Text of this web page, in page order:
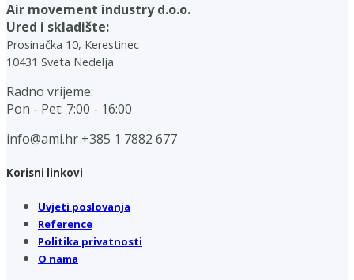
Air movement industry d.o.o.
Ured i skladište:
Prosinačka 10, Kerestinec
10431 Sveta Nedelja
Radno vrijeme:
Pon - Pet: 7:00 - 16:00
info@ami.hr +385 1 7882 677
Korisni linkovi
Uvjeti poslovanja
Reference
Politika privatnosti
O nama